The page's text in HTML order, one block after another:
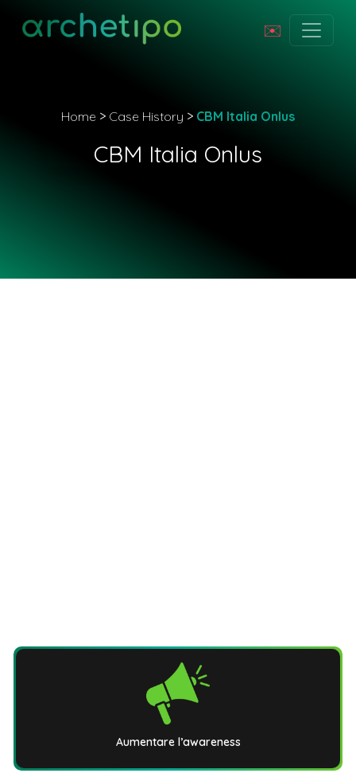
✉️
Home > Case History > CBM Italia Onlus
CBM Italia Onlus
Aumentare l’awareness